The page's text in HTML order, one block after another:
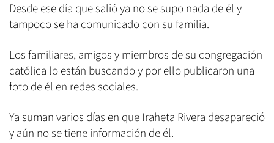
Desde ese día que salió ya no se supo nada de él y
tampoco se ha comunicado con su familia.
Los familiares, amigos y miembros de su congregación
católica lo están buscando y por ello publicaron una
foto de él en redes sociales.
Ya suman varios días en que Iraheta Rivera desapareció
y aún no se tiene información de él.